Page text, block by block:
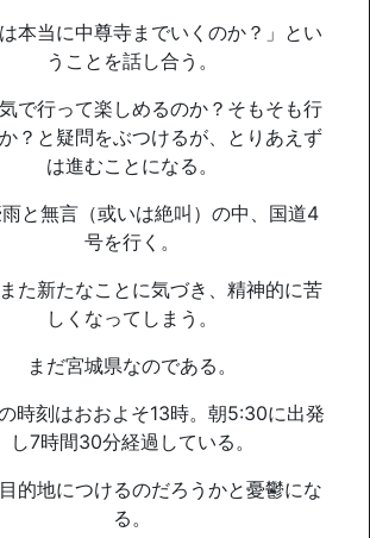
は本当に中尊寺までいくのか？」とい
うことを話し合う。
で行って楽しめるのか？そもそも行
？と疑問をぶつけるが、とりあえず
は進むことになる。
雨と無言（或いは絶叫）の中、国道4
号を行く。
た新たなことに気づき、精神的に苦
しくなってしまう。
まだ宮城県なのである。
時刻はおおよそ13時。朝5:30に出発
し7時間30分経過している。
的地につけるのだろうかと憂鬱にな
る。